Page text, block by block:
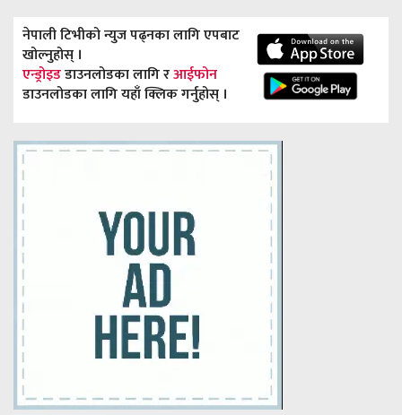
नेपाली टिभीको न्युज पढ्नका लागि एपबाट
खोल्नुहोस् ।
एन्ड्रोइडडाउनलोडका लागि रआईफोन
डाउनलोडका लागि यहाँ क्लिक गर्नुहोस् ।